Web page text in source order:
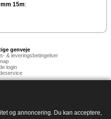
og annoncering. Du kan acceptere,
15m:
genveje
& leveringsbetingelser
login